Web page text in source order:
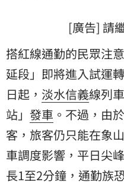
[廣告] 請
搭紅線通勤的民眾注
延段」即將進入試運
日起， 淡水信義線列
站」 發車 。不過，由
客，旅客仍只能在象
車調度影響，平日尖
長1至2分鐘，通勤族